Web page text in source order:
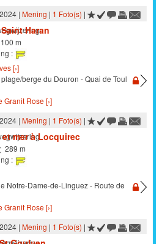
| Mening | 1 Foto(s) |
Haran
100 m
:
[›]
berge du Douron - Quai de Toul
Granit Rose [›]
| Mening | 1 Foto(s) |
et mer à Locquirec
289 m
:
Notre-Dame-de-Linguez - Route de
Granit Rose [›]
| Mening | 1 Foto(s) |